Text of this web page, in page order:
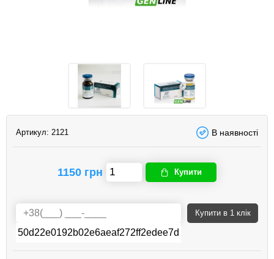
Артикул: 2121 В наявності
1150 грн Купити
Купити в 1 клік